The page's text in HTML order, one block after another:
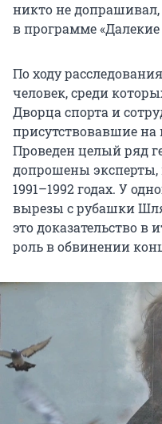
никто не
в программе «Далекие
По ходу
человек, среди
Дворца спорта и
присутствовавшие на
Проведен целый ряд
допрошены
1991–1992 годах. У
вырезы с рубашки
это доказательство в
роль в обвинении